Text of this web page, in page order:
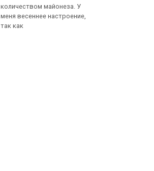
количеством майонеза. У
меня весеннее настроение,
так как